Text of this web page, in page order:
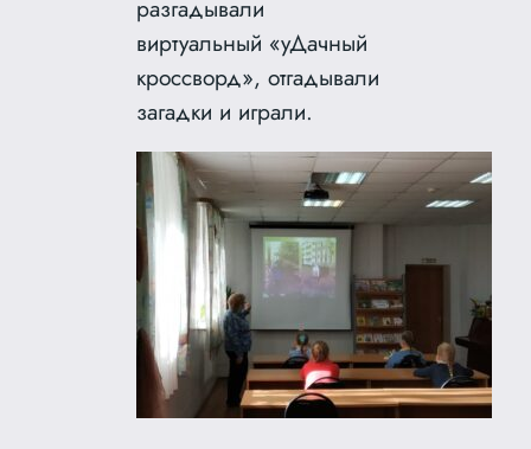
разгадывали
виртуальный «уДачный
кроссворд», отгадывали
загадки и играли.